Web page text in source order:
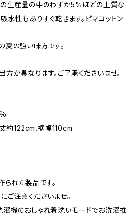
の生産量の中のわずか5%ほどの上質な
水性もありすぐ乾きます。ピマコットン
夏の強い味方です。
が異なります。ご了承くださいませ。
約122cm,裾幅110cm
られた製品です。
ご注意くださいませ。
濯機のおしゃれ着洗いモードでお洗濯推